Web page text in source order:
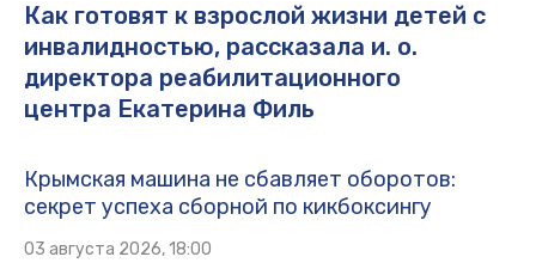
Как готовят к взрослой жизни детей с
инвалидностью, рассказала и. о.
директора реабилитационного
центра Екатерина Филь
Крымская машина не сбавляет оборотов:
секрет успеха сборной по кикбоксингу
03 августа 2026, 18:00